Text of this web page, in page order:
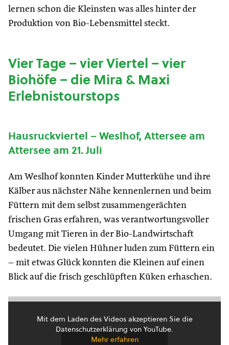
lernen schon die Kleinsten was alles hinter der
Produktion von Bio-Lebensmittel steckt.
Vier Tage – vier Viertel – vier
Biohöfe – die Mira & Maxi
Erlebnistourstops
Hausruckviertel – Weslhof, Attersee am
Attersee am 21. Juli
Am Weslhof konnten Kinder Mutterkühe und ihre
Kälber aus nächster Nähe kennenlernen und beim
Füttern mit dem selbst zusammengerächten
frischen Gras erfahren, was verantwortungsvoller
Umgang mit Tieren in der Bio-Landwirtschaft
bedeutet. Die vielen Hühner luden zum Füttern ein
– mit etwas Glück konnten die Kleinen auf einen
Blick auf die frisch geschlüpften Küken erhaschen.
Mit dem Laden des Videos akzeptieren Sie die
Datenschutzerklärung von YouTube.
Mehr erfahren